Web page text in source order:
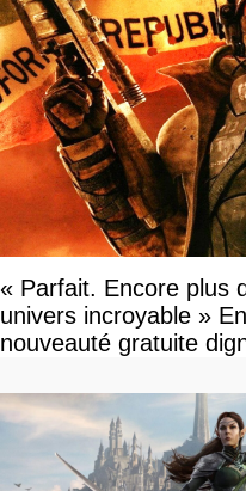
« Parfait. Encore plus
univers incroyable »
nouveauté gratuite